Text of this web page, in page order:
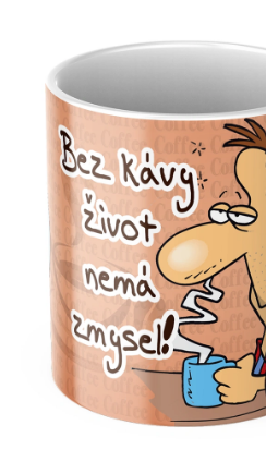
hviezdičiek.